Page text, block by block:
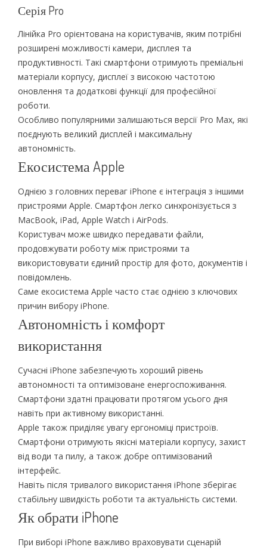
Серія Pro
Лінійка Pro орієнтована на користувачів, яким потрібні
розширені можливості камери, дисплея та
продуктивності. Такі смартфони отримують преміальні
матеріали корпусу, дисплеї з високою частотою
оновлення та додаткові функції для професійної
роботи.
Особливо популярними залишаються версії Pro Max, які
поєднують великий дисплей і максимальну
автономність.
Екосистема Apple
Однією з головних переваг iPhone є інтеграція з іншими
пристроями Apple. Смартфон легко синхронізується з
MacBook, iPad, Apple Watch і AirPods.
Користувач може швидко передавати файли,
продовжувати роботу між пристроями та
використовувати єдиний простір для фото, документів і
повідомлень.
Саме екосистема Apple часто стає однією з ключових
причин вибору iPhone.
Автономність і комфорт
використання
Сучасні iPhone забезпечують хороший рівень
автономності та оптимізоване енергоспоживання.
Смартфони здатні працювати протягом усього дня
навіть при активному використанні.
Apple також приділяє увагу ергономіці пристроїв.
Смартфони отримують якісні матеріали корпусу, захист
від води та пилу, а також добре оптимізований
інтерфейс.
Навіть після тривалого використання iPhone зберігає
стабільну швидкість роботи та актуальність системи.
Як обрати iPhone
При виборі iPhone важливо враховувати сценарій